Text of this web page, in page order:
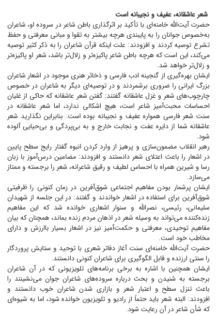
شعر عاشقانه، عفیف و نجیبانه است
حضرت آیت‌الله خامنه‌ای با تأکید بر اثرگذاری باطن شاعر در سروده او، شاعران
به‌خصوص جوانان را به پایبندی هرچه بیشتر به تقوا و مبانی معرفتی و حفظ
تشرع توصیه کردند و افزودند: علت اینکه قرآن شاعران را به ذکر کثیر توصیه
می‌کند، این است که هرچه باطن شاعر پاکیزه‌تر و زلال‌تر باشد، شعر او پاکیزه‌تر
و زلال‌تر خواهد شد.
ایشان بهره‌گیری از گنجینه ادب فارسی و ذخائر هنری موجود در اشعار شاعران
بزرگ ایرانی را ضروری برشمردند و در توصیه‌ای دیگر به شاعران در خصوص
چارچوب‌های شعر و غزل عاشقانه گفتند: گفتن شعر عاشقانه که حاکی از غلیان
احساسات محبت‌آمیز شاعر است، هیچ اشکالی ندارد، اما شعر عاشقانه در
سنت شعر فارسی همواره عفیف و نجیبانه بوده است. بنابراین نگذارید شعر
عاشقانه شما از دایره عفت و نجابت خارج و به بی‌پردگی و بی‌حیایی آلوده
شود.
رهبر انقلاب مضمون‌سازی و پرهیز از وارد کردن انبوه گفتار رایج سطح پایین
در اشعار را باعث اعتلای شعر دانستند و افزودند: مضامین درس‌آموز با زبان
رسا و شیرین همراه با احساس لطیف و رقیق شاعرانه، شعر را برجسته و ممتاز
می‌سازد.
ایشان پرشمار بودن مفاهیم اجتماعی شوق‌آفرین در زمان کنونی را ظرفیتی
شوق‌آفرین برای استفاده در اشعار خواندند و گفتند: در این جلسه از شهیدان
سلیمانی، رئیسی، نصرالله و سنوار اشعاری خوانده شد که این مفاهیم
زنده‌کننده می‌تواند به وسیله شعر در اذهان مردم زنده بماند، همچنان که بیان
مفاهیم توحیدی، معرفتی و حکمت‌آمیز نیز در اشعار بسیار باارزش و دارای
مخاطب خود است.
حضرت آیت‌الله خامنه‌ای سنت آغاز دفاتر شعری با توحید و ستایش پروردگار
را سنتی ارزنده و قابل الگوگیری برای شاعران کنونی دانستند.
ایشان همچنین با اشاره به برخی برنامه‌های تلویزیونی که در آن شاعران
برجسته به شنیدن و بحث درباره سروده‌های شاعران جوان می‌نشینند را
باعث تنزل سطح و اعتبار شعر و بازاری شدن شاعران خوب دانستند و
افزودند: البته شعر باید حتماً از رادیو و تلویزیون خوانده شود، اما به شیوه‌ای
که شأن شاعر در آن رعایت شود.